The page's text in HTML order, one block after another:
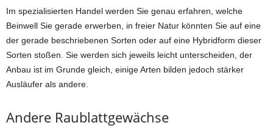
Im spezialisierten Handel werden Sie genau erfahren, welche
Beinwell Sie gerade erwerben, in freier Natur könnten Sie auf eine
der gerade beschriebenen Sorten oder auf eine Hybridform dieser
Sorten stoßen. Sie werden sich jeweils leicht unterscheiden, der
Anbau ist im Grunde gleich, einige Arten bilden jedoch stärker
Ausläufer als andere.
Andere Raublattgewächse